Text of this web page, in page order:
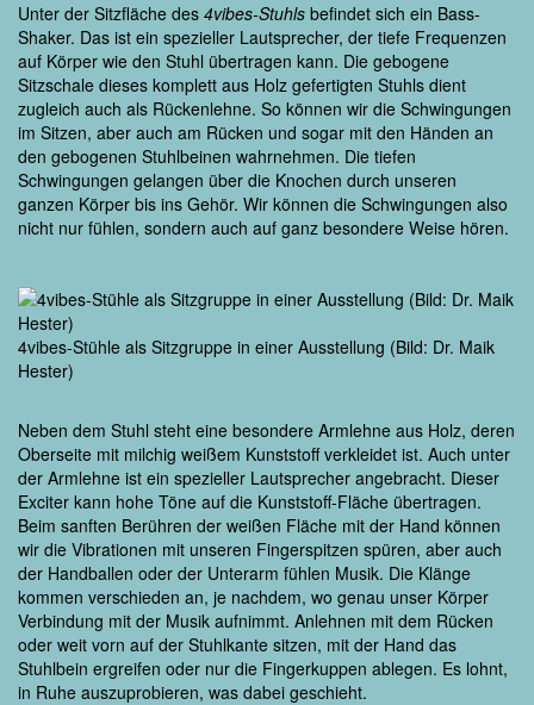
Unter der Sitzfläche des 4vibes-Stuhls befindet sich ein Bass-
Shaker. Das ist ein spezieller Lautsprecher, der tiefe Frequenzen
auf Körper wie den Stuhl übertragen kann. Die gebogene
Sitzschale dieses komplett aus Holz gefertigten Stuhls dient
zugleich auch als Rückenlehne. So können wir die Schwingungen
im Sitzen, aber auch am Rücken und sogar mit den Händen an
den gebogenen Stuhlbeinen wahrnehmen. Die tiefen
Schwingungen gelangen über die Knochen durch unseren
ganzen Körper bis ins Gehör. Wir können die Schwingungen also
nicht nur fühlen, sondern auch auf ganz besondere Weise hören.
4vibes-Stühle als Sitzgruppe in einer Ausstellung (Bild: Dr. Maik
Hester)
Neben dem Stuhl steht eine besondere Armlehne aus Holz, deren
Oberseite mit milchig weißem Kunststoff verkleidet ist. Auch unter
der Armlehne ist ein spezieller Lautsprecher angebracht. Dieser
Exciter kann hohe Töne auf die Kunststoff-Fläche übertragen.
Beim sanften Berühren der weißen Fläche mit der Hand können
wir die Vibrationen mit unseren Fingerspitzen spüren, aber auch
der Handballen oder der Unterarm fühlen Musik. Die Klänge
kommen verschieden an, je nachdem, wo genau unser Körper
Verbindung mit der Musik aufnimmt. Anlehnen mit dem Rücken
oder weit vorn auf der Stuhlkante sitzen, mit der Hand das
Stuhlbein ergreifen oder nur die Fingerkuppen ablegen. Es lohnt,
in Ruhe auszuprobieren, was dabei geschieht.